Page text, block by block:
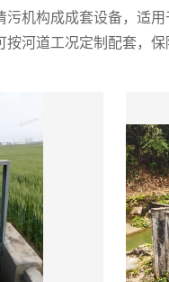
机构成成套设备，适
河道工况定制配套，